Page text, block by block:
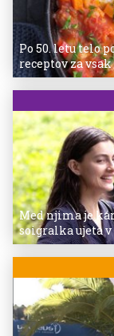
Po 50. letu telo
receptov za
Med njima je
soigralka ujeta